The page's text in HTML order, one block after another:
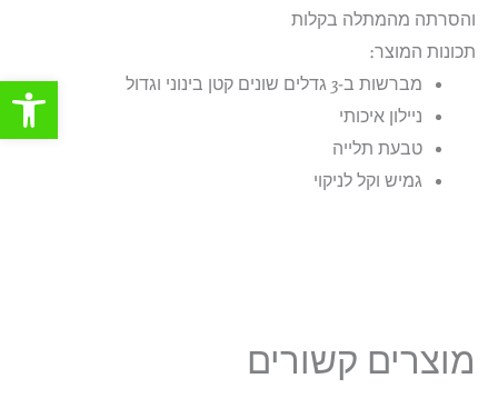
והסרתה מהמתלה בקלות
תכונות המוצר:
מברשות ב-3 גדלים שונים קטן בינוני וגדול
ניילון איכותי
טבעת תלייה
גמיש וקל לניקוי
מוצרים קשורים
פתח